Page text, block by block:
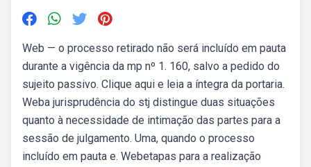
Web — o processo retirado não será incluído em pauta
durante a vigência da mp nº 1. 160, salvo a pedido do
sujeito passivo. Clique aqui e leia a íntegra da portaria.
Weba jurisprudência do stj distingue duas situações
quanto à necessidade de intimação das partes para a
sessão de julgamento. Uma, quando o processo
incluído em pauta e. Webetapas para a realização